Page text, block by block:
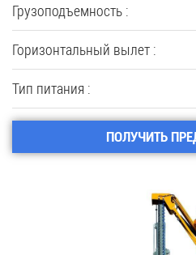
Грузоподъемность :
Горизонтальный вылет :
Тип питания :
ПОЛУЧИТЬ